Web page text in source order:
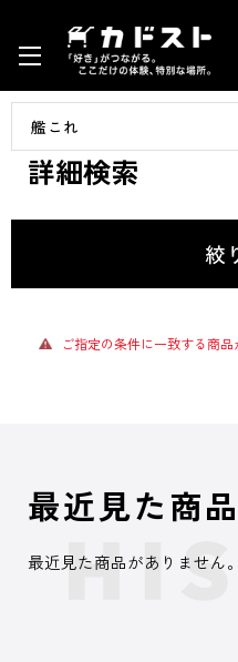
詳細検索
絞
ご指定の条件に一致する商品
最近見た商品
最近見た商品がありません。